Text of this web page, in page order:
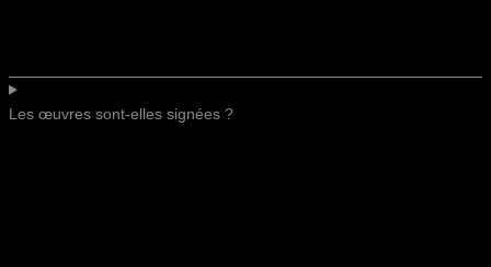
Les œuvres sont-elles signées ?